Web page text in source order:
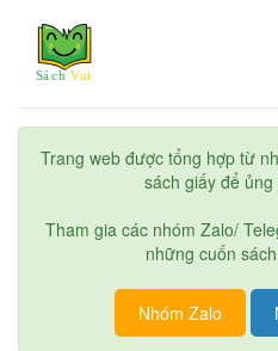
Trang web được tổng hợp từ
sách giấy để
Tham gia các nhóm Zalo/
những cuốn
Nhóm Zalo